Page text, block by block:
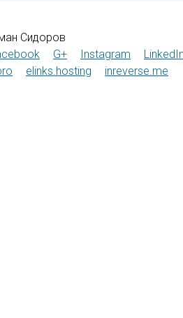
Сидоров
G+ Instagram
elinks.hosting inreverse.me